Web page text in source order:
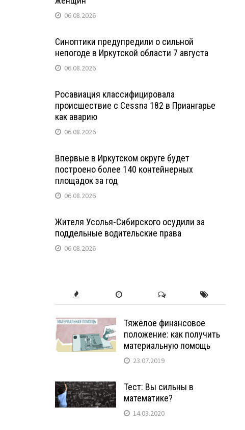
06.08.2026
Синоптики предупредили о сильной
непогоде в Иркутской области 7 августа
06.08.2026
Росавиация классифицировала
происшествие с Cessna 182 в Приангарье
как аварию
06.08.2026
Впервые в Иркутском округе будет
построено более 140 контейнерных
площадок за год
06.08.2026
Жителя Усолья-Сибирского осудили за
поддельные водительские права
06.08.2026
Тяжёлое финансовое
положение: как получить
материальную помощь
23.07.2019
Тест: Вы сильны в
математике?
14.03.2020